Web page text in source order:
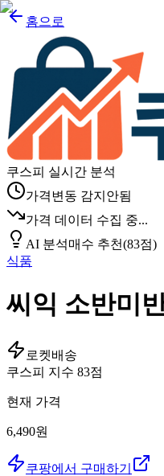
홈으로
쿠스피 실시간 분석
가격변동 감지안됨
가격 데이터 수집 중...
AI 분석매수 추천(83점)
식품
씨익 소반미
로켓배송
쿠스피 지수 83점
현재 가격
6,490원
쿠팡에서 구매하기